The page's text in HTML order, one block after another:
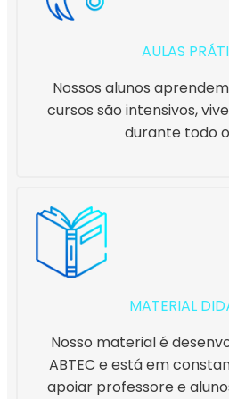
AULAS
Nossos alunos
cursos são intensivos,
durante todo
MATERIAL
Nosso material é
ABTEC e está em
apoiar professore e